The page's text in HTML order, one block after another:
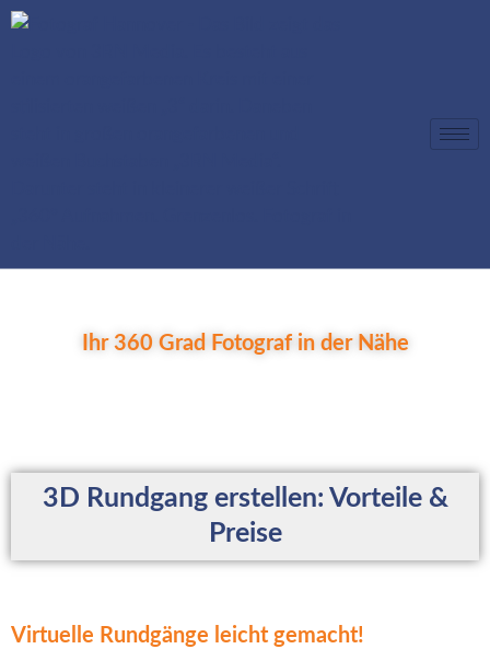
Ihr 360 Grad Fotograf in der Nähe
3D Rundgang erstellen: Vorteile &
Preise
Virtuelle Rundgänge leicht gemacht!